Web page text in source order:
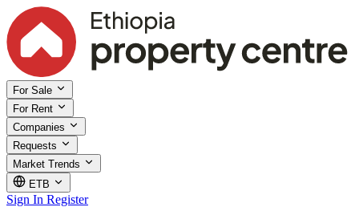
For Sale
For Rent
Companies
Requests
Market Trends
ETB
Sign In Register